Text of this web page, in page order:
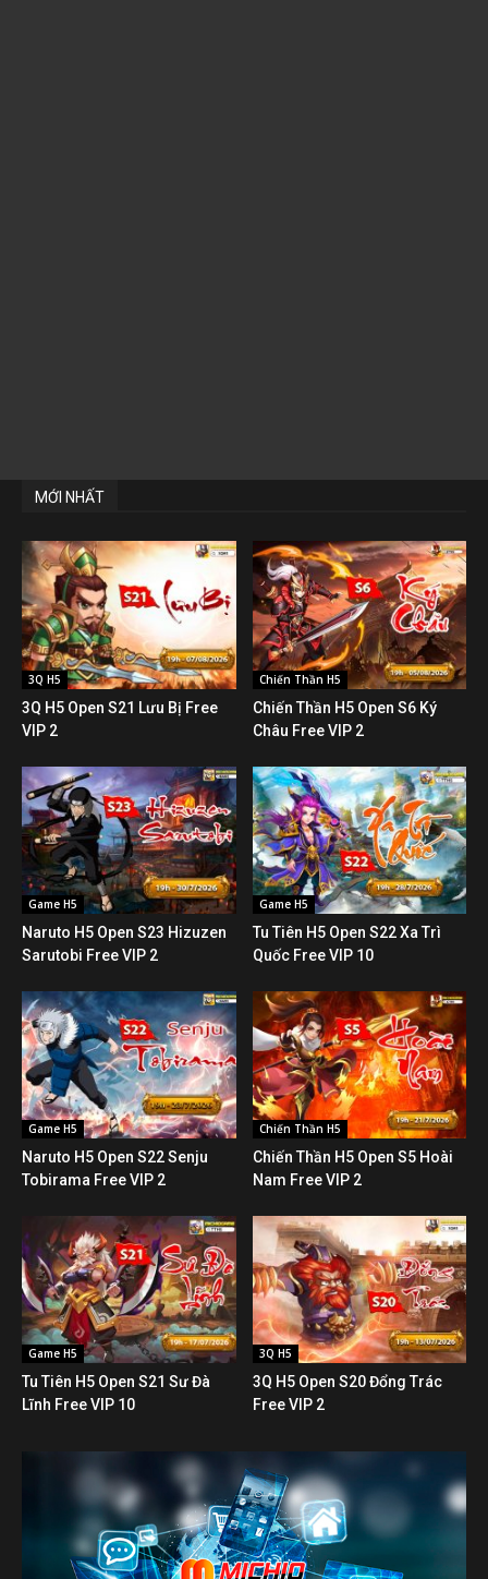
MỚI NHẤT
3Q H5
3Q H5 Open S21 Lưu Bị Free
VIP 2
Chiến Thần H5
Chiến Thần H5 Open S6 Ký
Châu Free VIP 2
Game H5
Naruto H5 Open S23 Hizuzen
Sarutobi Free VIP 2
Game H5
Tu Tiên H5 Open S22 Xa Trì
Quốc Free VIP 10
Game H5
Naruto H5 Open S22 Senju
Tobirama Free VIP 2
Chiến Thần H5
Chiến Thần H5 Open S5 Hoài
Nam Free VIP 2
Game H5
Tu Tiên H5 Open S21 Sư Đà
Lĩnh Free VIP 10
3Q H5
3Q H5 Open S20 Đổng Trác
Free VIP 2